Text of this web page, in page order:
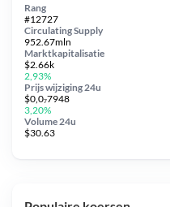
Circulating Supply
952.67mln
Prijs wijziging 24u
$0,0₇7948
3,20%
Marktkapitalisatie
$2.66k
2,93%
Volume 24u
$30.63
Rang
#12727